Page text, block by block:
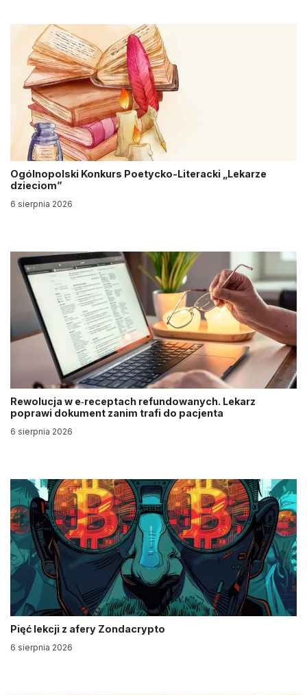
Ogólnopolski Konkurs Poetycko-Literacki „Lekarze
dzieciom”
6 sierpnia 2026
Rewolucja w e‑receptach refundowanych. Lekarz
poprawi dokument zanim trafi do pacjenta
6 sierpnia 2026
Pięć lekcji z afery Zondacrypto
6 sierpnia 2026